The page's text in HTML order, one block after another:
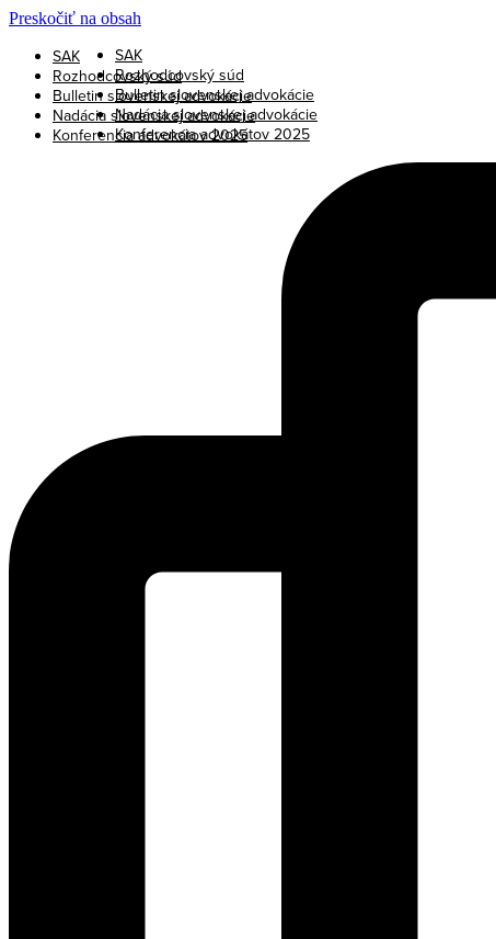
Preskočiť na obsah
SAK
Rozhodcovský súd
Bulletin slovenskej advokácie
Nadácia slovenskej advokácie
Konferencia advokátov 2025
SAK
Rozhodcovský súd
Bulletin slovenskej advokácie
Nadácia slovenskej advokácie
Konferencia advokátov 2025